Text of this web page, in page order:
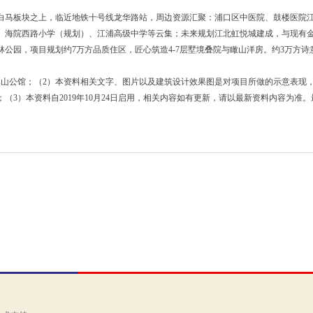
板块之上，临近地铁十号线龙华路站，周边资源汇聚：浦口区中医院、鼓楼医院
院西路小学（规划）、江浦高级中学等云集；未来规划江北虹悦城建成，与现有
园，项目规划约7万方品质住区，匠心筑造4-7层墅境叠院与瞰山洋房。约3万方诗
公馆；（2）本资料相关文字、图片以及建筑设计效果图是对项目所做的示意表现，
3）本资料自2019年10月24日启用，相关内容如有更新，请以最新资料内容为准。